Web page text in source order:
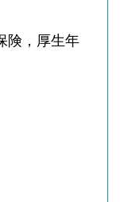
険，厚生年